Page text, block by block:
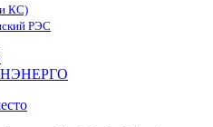
КС)
РЭС